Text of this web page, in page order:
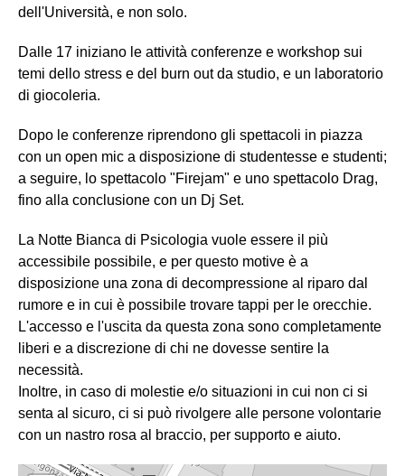
dell'Università, e non solo.
Dalle 17 iniziano le attività conferenze e workshop sui
temi dello stress e del burn out da studio, e un laboratorio
di giocoleria.
Dopo le conferenze riprendono gli spettacoli in piazza
con un open mic a disposizione di studentesse e studenti;
a seguire, lo spettacolo "Firejam" e uno spettacolo Drag,
fino alla conclusione con un Dj Set.
La Notte Bianca di Psicologia vuole essere il più
accessibile possibile, e per questo motive è a
disposizione una zona di decompressione al riparo dal
rumore e in cui è possibile trovare tappi per le orecchie.
L'accesso e l'uscita da questa zona sono completamente
liberi e a discrezione di chi ne dovesse sentire la
necessità.
Inoltre, in caso di molestie e/o situazioni in cui non ci si
senta al sicuro, ci si può rivolgere alle persone volontarie
con un nastro rosa al braccio, per supporto e aiuto.